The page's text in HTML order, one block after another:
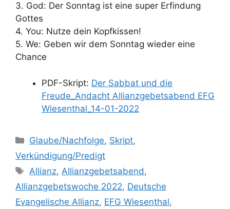
3. God: Der Sonntag ist eine super Erfindung
Gottes
4. You: Nutze dein Kopfkissen!
5. We: Geben wir dem Sonntag wieder eine
Chance
PDF-Skript: Der Sabbat und die
Freude_Andacht Allianzgebetsabend EFG
Wiesenthal_14-01-2022
Kategorien
Glaube/Nachfolge, Skript,
Verkündigung/Predigt
Schlagwörter
Allianz, Allianzgebetsabend ,
Allianzgebetswoche 2022, Deutsche
Evangelische Allianz, EFG Wiesenthal,